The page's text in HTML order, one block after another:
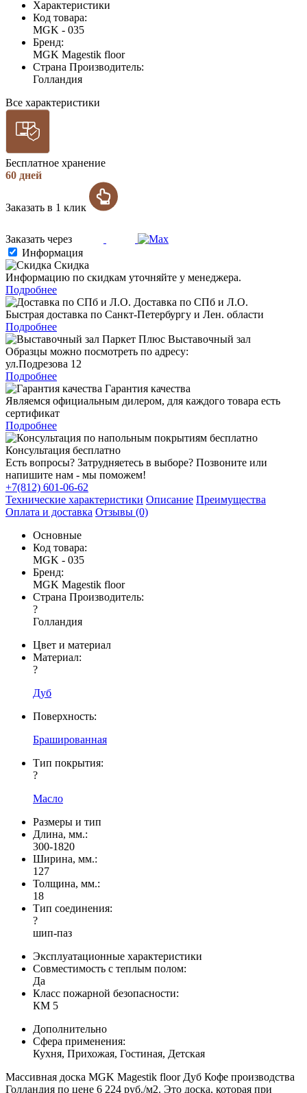
Характеристики
Код товара:
MGK - 035
Бренд:
MGK Magestik floor
Страна Производитель:
Голландия
Все характеристики
Бесплатное хранение
60 дней
Заказать в 1 клик
Заказать через
Информация
Скидка
Информацию по скидкам уточняйте у менеджера.
Подробнее
Доставка по СПб и Л.О.
Быстрая доставка по Санкт-Петербургу и Лен. области
Подробнее
Выставочный зал
Образцы можно посмотреть по адресу:
ул.Подрезова 12
Подробнее
Гарантия качества
Являемся официальным дилером, для каждого товара есть
сертификат
Подробнее
Консультация бесплатно
Есть вопросы? Затрудняетесь в выборе? Позвоните или
напишите нам - мы поможем!
+7(812) 601-06-62
Технические характеристики Описание Преимущества
Оплата и доставка Отзывы (0)
Основные
Код товара:
MGK - 035
Бренд:
MGK Magestik floor
Страна Производитель:
?
Голландия
Цвет и материал
Материал:
?
Дуб
Поверхность:
Брашированная
Тип покрытия:
?
Масло
Размеры и тип
Длина, мм.:
300-1820
Ширина, мм.:
127
Толщина, мм.:
18
Тип соединения:
?
шип-паз
Эксплуатационные характеристики
Совместимость с теплым полом:
Да
Класс пожарной безопасности:
КМ 5
Дополнительно
Сфера применения:
Кухня, Прихожая, Гостиная, Детская
Массивная доска MGK Magestik floor Дуб Кофе производства
Голландия по цене 6 224 руб./м2. Это доска, которая при